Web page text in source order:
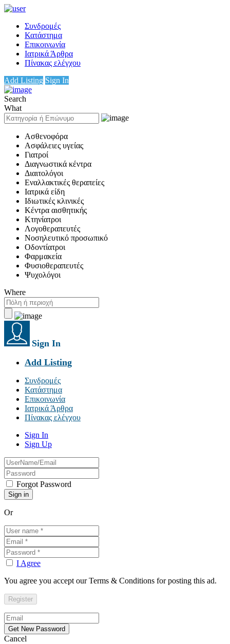
Συνδρομές
Κατάστημα
Επικοινωνία
Ιατρικά Άρθρα
Πίνακας ελέγχου
Add Listing Sign In
Search
What
Ασθενοφόρα
Ασφάλειες υγείας
Γιατροί
Διαγνωστικά κέντρα
Διαιτολόγοι
Εναλλακτικές θεραπείες
Ιατρικά είδη
Ιδιωτικές κλινικές
Κέντρα αισθητικής
Κτηνίατροι
Λογοθεραπευτές
Νοσηλευτικό προσωπικό
Οδοντίατροι
Φαρμακεία
Φυσιοθεραπευτές
Ψυχολόγοι
Where
Sign In
Add Listing
Συνδρομές
Κατάστημα
Επικοινωνία
Ιατρικά Άρθρα
Πίνακας ελέγχου
Sign In
Sign Up
Forgot Password
Or
I Agree
You agree you accept our Terms & Conditions for posting this ad.
Cancel